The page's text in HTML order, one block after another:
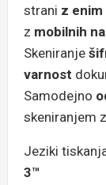
strani z
z mobilnih
Skeniranje
varnost
Samodejno
skeniranjem
Jeziki
3™